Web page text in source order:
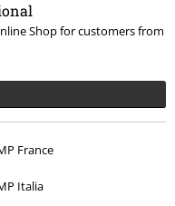
Shop for customers from
France
Italia